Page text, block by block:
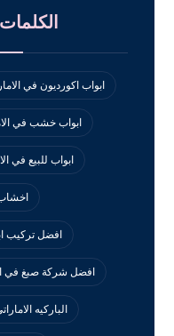
ابواب اكورديون في
ابواب خشب في
ابواب للبيع في
افضل تركيب
افضل شركة صبغ في
الباركيه